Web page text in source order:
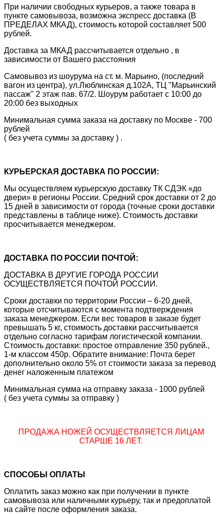
При наличии свободных курьеров, а также товара в
пункте самовывоза, возможна экспресс доставка (В
ПРЕДЕЛАХ МКАД), стоимость которой составляет 500
рублей.
Доставка за МКАД рассчитывается отдельно , в
зависимости от Вашего расстояния
Самовывоз из шоурума на ст. м. Марьино, (последний
вагон из центра), ул.Люблинская д.102А, ТЦ "Марьинский
пассаж" 2 этаж пав. 67/2. Шоурум работает с 10:00 до
20:00 без выходных
Минимальная сумма заказа на доставку по Москве - 700
рублей
( без учета суммы за доставку ) .
КУРЬЕРСКАЯ ДОСТАВКА ПО РОССИИ:
Мы осуществляем курьерскую доставку ТК СДЭК «до
двери» в регионы России. Средний срок доставки от 2 до
15 дней в зависимости от города (точные сроки доставки
представлены в таблице ниже). Стоимость доставки
просчитывается менеджером.
ДОСТАВКА ПО РОССИИ ПОЧТОЙ:
ДОСТАВКА В ДРУГИЕ ГОРОДА РОССИИ
ОСУЩЕСТВЛЯЕТСЯ ПОЧТОЙ РОССИИ.
Сроки доставки по территории России – 6-20 дней,
которые отсчитываются с момента подтверждения
заказа менеджером. Если вес товаров в заказе будет
превышать 5 кг, стоимость доставки рассчитывается
отдельно согласно тарифам логистической компании.
Стоимость доставки: простое отправление 350 рублей.,
1-м классом 450р. Обратите внимание: Почта берет
дополнительно около 5% от стоимости заказа за перевод
денег наложенным платежом
Минимальная сумма на отправку заказа - 1000 рублей
( без учета суммы за отправку )
ПРОДАЖА НОЖЕЙ ОСУЩЕСТВЛЯЕТСЯ ЛИЦАМ
СТАРШЕ 16 ЛЕТ.
СПОСОБЫ ОПЛАТЫ
Оплатить заказ можно как при получении в пункте
самовывоза или наличными курьеру, так и предоплатой
на сайте после оформления заказа.